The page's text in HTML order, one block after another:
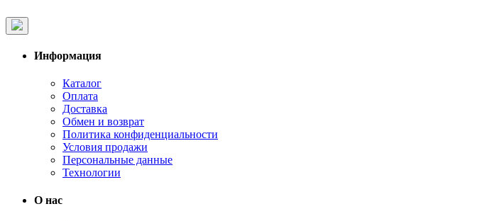
Информация
Каталог
Оплата
Доставка
Обмен и возврат
Политика конфиденциальности
Условия продажи
Персональные данные
Технологии
О нас